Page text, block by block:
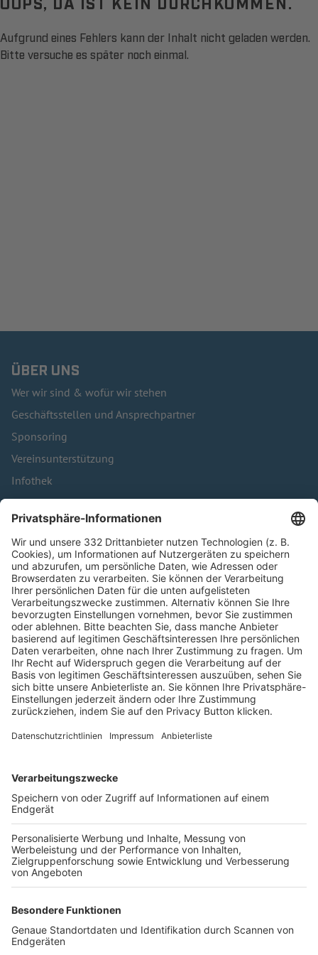
Aufgrund eines Fehlers kann der Inhalt nicht geladen werden.
Bitte versuche es später noch einmal.
ÜBER UNS
Wer wir sind & wofür wir stehen
Geschäftsstellen und Ansprechpartner
Sponsoring
Vereinsunterstützung
Infothek
Kontakt
HÄUFIG BESUCHTE SEITEN
Pässe und Vereinswechsel
Trainerausbildung
Schulungsangebot Vereinsmitarbeiter
BFV-Geschäftsstellen
Trainerbörse
Login SpielPlus
FOLGE DEM BFV
TOP-VEREINE
TOP-PARTNER